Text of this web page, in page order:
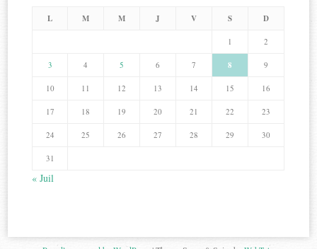
L M M J V S D
1 2
3 4 5 6 7 8 9
10 11 12 13 14 15 16
17 18 19 20 21 22 23
24 25 26 27 28 29 30
31
« Juil